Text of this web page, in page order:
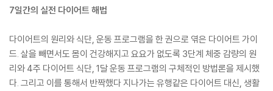
7일간의 실전 다이어트 해법
다이어트의 원리와 식단, 운동 프로그램을 한 권으로 엮은 다이어트 가이
드. 살을 빼면서도 몸이 건강해지고 요요가 없도록 3단계 체중 감량의 원
리와 4주 다이어트 식단, 1달 운동 프로그램의 구체적인 방법론을 제시했
다. 그리고 이를 통해서 반짝했다 지나가는 유행같은 다이어트 대신, 생활